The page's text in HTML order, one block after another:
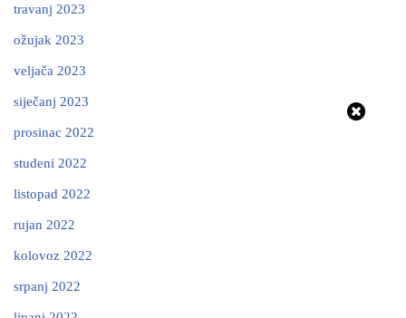
travanj 2023
ožujak 2023
veljača 2023
siječanj 2023
prosinac 2022
studeni 2022
listopad 2022
rujan 2022
kolovoz 2022
srpanj 2022